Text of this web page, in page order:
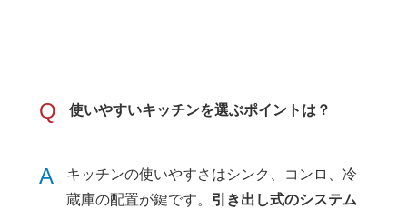
Q 使いやすいキッチンを選ぶポイントは？
A
キッチンの使いやすさはシンク、コンロ、冷
蔵庫の配置が鍵です。 引き出し式のシステム